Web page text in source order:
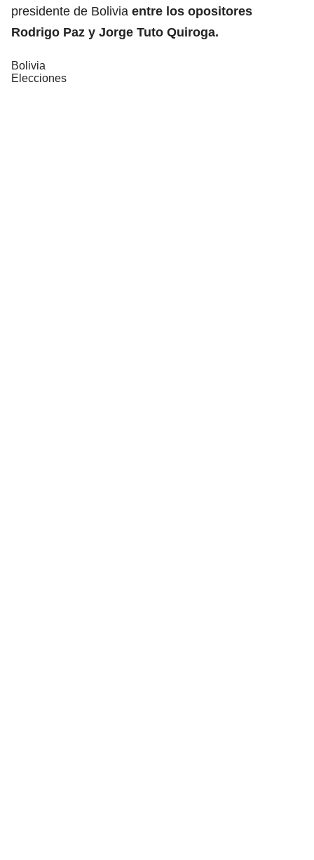
presidente de Bolivia entre los opositores
Rodrigo Paz y Jorge Tuto Quiroga.
Bolivia
Elecciones